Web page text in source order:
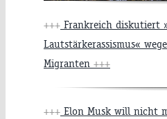
+++ Frankreich diskutiert
Lautstärkerassismus«
Migranten +++
+++ Elon Musk will nicht